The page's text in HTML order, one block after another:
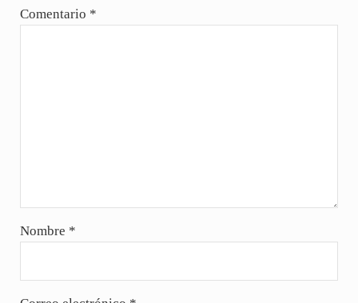
Comentario *
Nombre *